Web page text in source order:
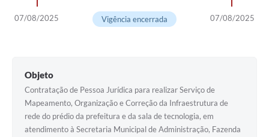
Horário - Linhas Municipais de Coletivos
Chamamento Público
Convênios
07/08/2025 07/08/2025
Vigência encerrada
Objeto
Contratação de Pessoa Jurídica para realizar Serviço de
Mapeamento, Organização e Correção da Infraestrutura de
rede do prédio da prefeitura e da sala de tecnologia, em
atendimento à Secretaria Municipal de Administração, Fazenda